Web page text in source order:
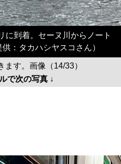
に到着。セーヌ川からノート
：タカハシヤスコさん）
ます。画像（14/33）
で次の写真 ↓